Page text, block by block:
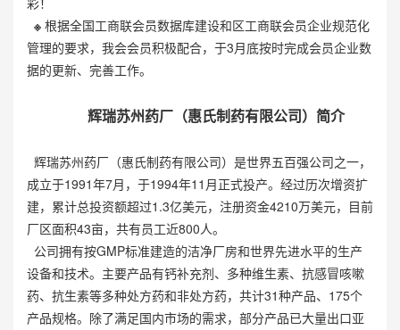
※ 根据全国工商联会员数据库建设和区工商联会员企业规范化
管理的要求，我会会员积极配合，于3月底按时完成会员企业数
据的更新、完善工作。
辉瑞苏州药厂（惠氏制药有限公司）简介
辉瑞苏州药厂（惠氏制药有限公司）是世界五百强公司之一，
成立于1991年7月，于1994年11月正式投产。经过历次增资扩
建，累计总投资额超过1.3亿美元，注册资金4210万美元，目前
厂区面积43亩，共有员工近800人。
公司拥有按GMP标准建造的洁净厂房和世界先进水平的生产
设备和技术。主要产品有钙补充剂、多种维生素、抗感冒咳嗽
药、抗生素等多种处方药和非处方药，共计31种产品、175个
产品规格。除了满足国内市场的需求，部分产品已大量出口亚